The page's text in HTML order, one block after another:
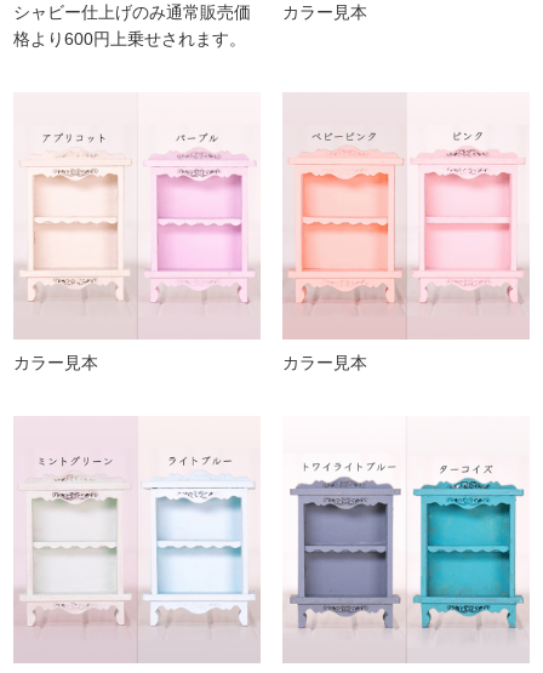
シャビー仕上げのみ通常販売価
格より600円上乗せされます。
カラー見本
カラー見本 カラー見本